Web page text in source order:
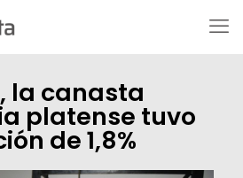
la canasta
platense tuvo
de 1,8%